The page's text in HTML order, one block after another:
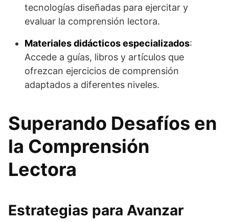
tecnologías diseñadas para ejercitar y
evaluar la comprensión lectora.
Materiales didácticos especializados:
Accede a guías, libros y artículos que
ofrezcan ejercicios de comprensión
adaptados a diferentes niveles.
Superando Desafíos en
la Comprensión
Lectora
Estrategias para Avanzar